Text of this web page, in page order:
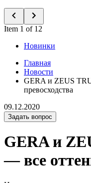
Item 1 of 12
Новинки
Главная
Новости
GERA и ZEUS
превосходства
09.12.2020
Задать вопрос
GERA и
— все